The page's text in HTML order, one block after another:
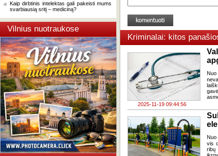
Kaip dirbtinis intelektas gali pakeisti mums
svarbiausią sritį – mediciną?
Vilnius nuotraukose
Kriminalai: kitos
2025-11-19 09:44:56
Nuo
Nuo
vis
ribų